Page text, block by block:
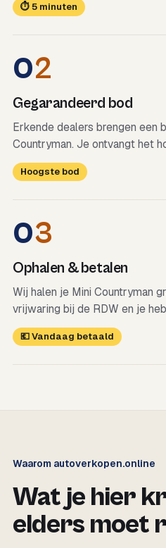
⏱ 5 minuten
02
Gegarandeerd bod
Erkende dealers brengen een
Countryman. Je ontvangt het
Hoogste bod
03
Ophalen & betalen
Wij halen je Mini Countryman
vrijwaring bij de RDW en je
💶 Vandaag betaald
Waarom autoverkopen.online
Wat je hier
elders moet